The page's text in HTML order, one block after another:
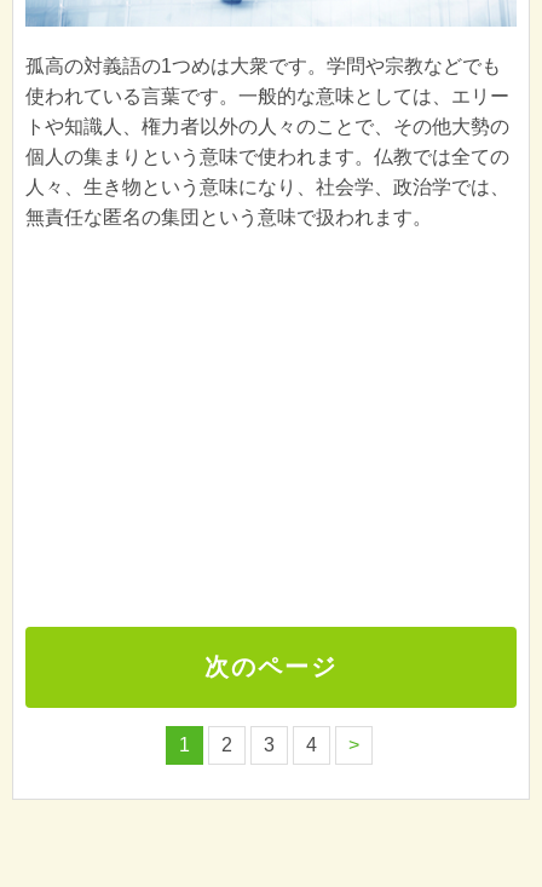
孤高の対義語の1つめは大衆です。学問や宗教などでも
使われている言葉です。一般的な意味としては、エリー
トや知識人、権力者以外の人々のことで、その他大勢の
個人の集まりという意味で使われます。仏教では全ての
人々、生き物という意味になり、社会学、政治学では、
無責任な匿名の集団という意味で扱われます。
次のページ
1 2 3 4 >